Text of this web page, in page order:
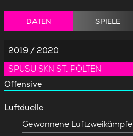
DATEN SPIELE
2019 / 2020
SPUSU SKN ST. PÖLTEN
Offensive
Luftduelle
Gewonnene Luftzweikämpfe